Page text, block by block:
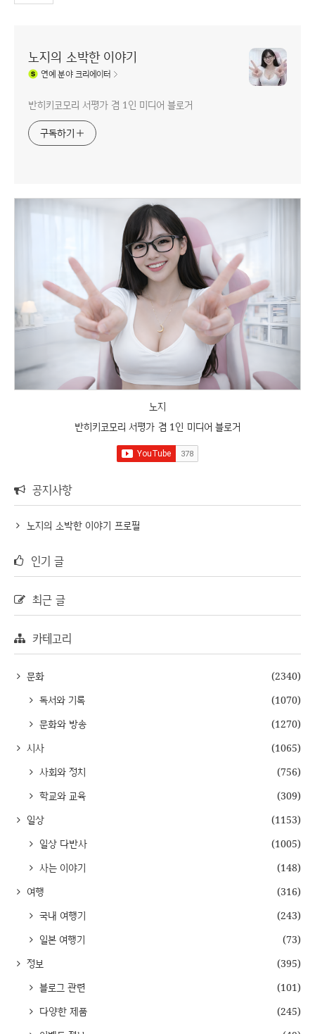
노지의 소박한 이야기
연예분야 크리에이터
반히키코모리 서평가 겸 1인 미디어 블로거
구독하기
노지
반히키코모리 서평가 겸 1인 미디어 블로거
공지사항
노지의 소박한 이야기 프로필
인기 글
최근 글
카테고리
문화
(2340)
독서와 기록
(1070)
문화와 방송
(1270)
시사
(1065)
사회와 정치
(756)
학교와 교육
(309)
일상
(1153)
일상 다반사
(1005)
사는 이야기
(148)
여행
(316)
국내 여행기
(243)
일본 여행기
(73)
정보
(395)
블로그 관련
(101)
다양한 제품
(245)